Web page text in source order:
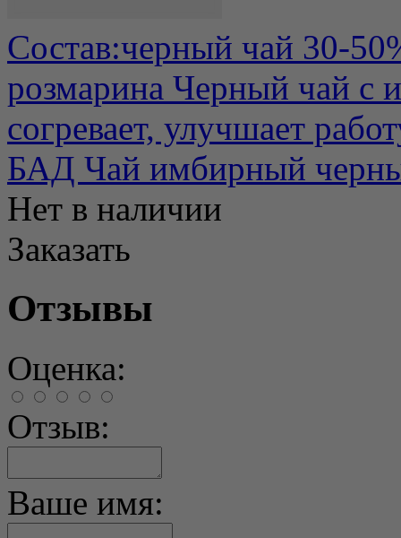
Состав:черный чай 30-
розмарина Черный чай с
согревает, улучшает
БАД Чай имбирный
Нет в наличии
Заказать
Отзывы
Оценка:
Отзыв:
Ваше имя: